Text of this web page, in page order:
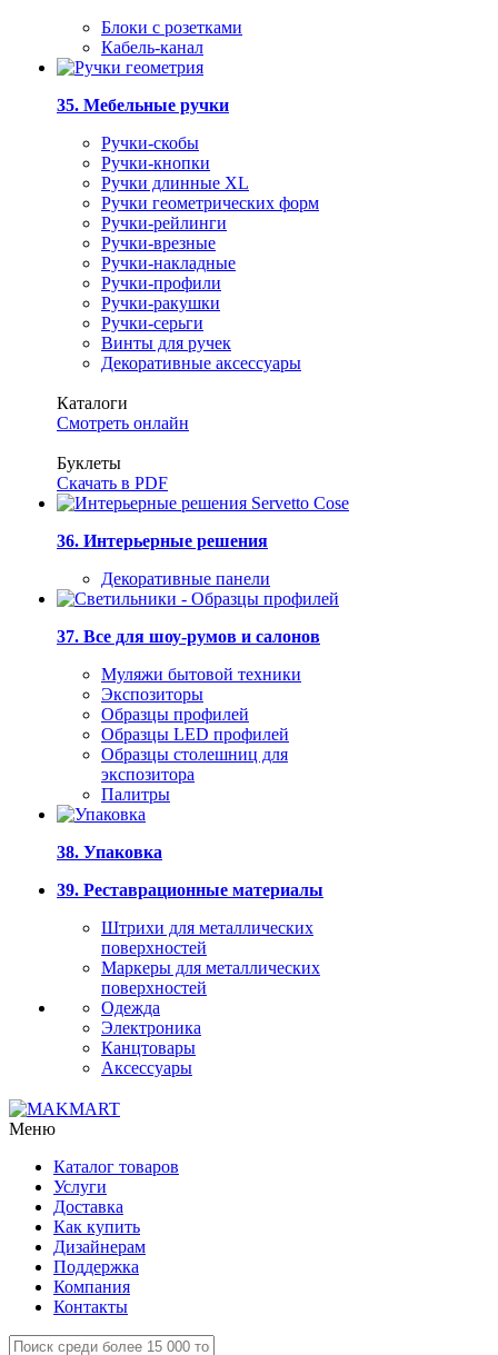
Блоки с розетками
Кабель-канал
35. Мебельные ручки
Ручки-скобы
Ручки-кнопки
Ручки длинные XL
Ручки геометрических форм
Ручки-рейлинги
Ручки-врезные
Ручки-накладные
Ручки-профили
Ручки-ракушки
Ручки-серьги
Винты для ручек
Декоративные аксессуары
Каталоги
Смотреть онлайн
Буклеты
Скачать в PDF
36. Интерьерные решения
Декоративные панели
37. Все для шоу-румов и салонов
Муляжи бытовой техники
Экспозиторы
Образцы профилей
Образцы LED профилей
Образцы столешниц для
экспозитора
Палитры
38. Упаковка
39. Реставрационные материалы
Штрихи для металлических
поверхностей
Маркеры для металлических
поверхностей
Одежда
Электроника
Канцтовары
Аксессуары
Меню
Каталог товаров
Услуги
Доставка
Как купить
Дизайнерам
Поддержка
Компания
Контакты